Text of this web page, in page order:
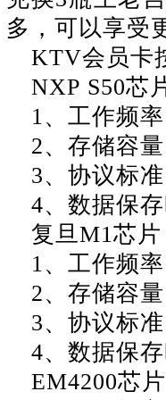
多，可以享受
KTV会员卡
NXP S50芯
1、工作频
2、存储容
3、协议标
4、数据保
复旦M1芯片
1、工作频
2、存储容
3、协议标
4、数据保
EM4200芯片